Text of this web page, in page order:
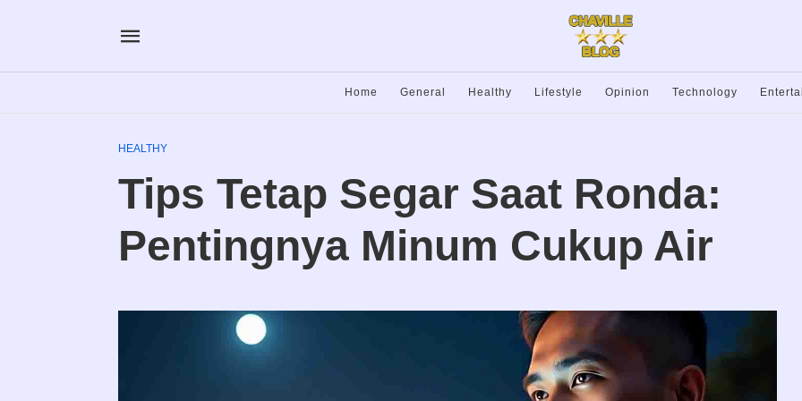
Home General Healthy Lifestyle Opinion Technology
HEALTHY
Tips Tetap Segar Saat Ronda:
Pentingnya Minum Cukup Air